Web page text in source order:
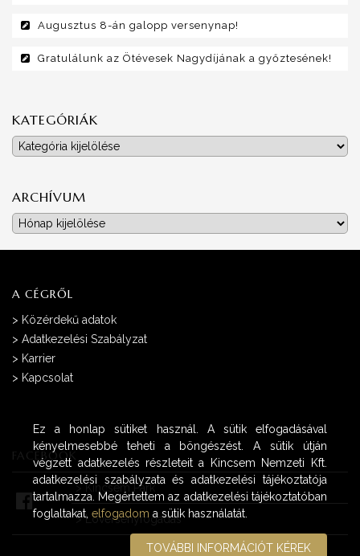
Augusztus 8-án galopp versenynap!
Gratulálunk az Ötévesek Nagydíjának a győztesének!
KATEGÓRIÁK
Kategóriák
ARCHÍVUM
Archívum
A CÉGRŐL
> Közérdekű adatok
> Adatkezelési Szabályzat
> Karrier
> Kapcsolat
FACEBOOK
>Kincsem Park
>Lóversenyfogadás
Ez a honlap sütiket használ. A sütik elfogadásával
kényelmesebbé teheti a böngészést. A sütik útján
végzett adatkezelés részleteit a Kincsem Nemzeti Kft.
adatkezelési szabályzata és adatkezelési tájékoztatója
tartalmazza. Megértettem az adatkezelési tájékoztatóban
foglaltakat,elfogadom a sütik használatát.
TOVÁBBI INFORMÁCIÓT KÉREK